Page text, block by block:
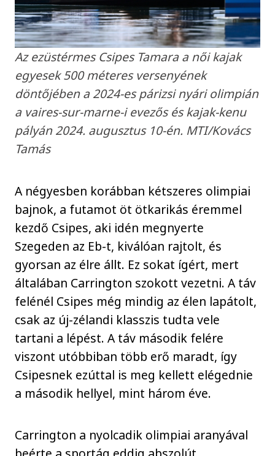
Az ezüstérmes Csipes Tamara a női kajak
egyesek 500 méteres versenyének
döntőjében a 2024-es párizsi nyári olimpián
a vaires-sur-marne-i evezős és kajak-kenu
pályán 2024. augusztus 10-én. MTI/Kovács
Tamás
A négyesben korábban kétszeres olimpiai
bajnok, a futamot öt ötkarikás éremmel
kezdő Csipes, aki idén megnyerte
Szegeden az Eb-t, kiválóan rajtolt, és
gyorsan az élre állt. Ez sokat ígért, mert
általában Carrington szokott vezetni. A táv
felénél Csipes még mindig az élen lapátolt,
csak az új-zélandi klasszis tudta vele
tartani a lépést. A táv második felére
viszont utóbbiban több erő maradt, így
Csipesnek ezúttal is meg kellett elégednie
a második hellyel, mint három éve.
Carrington a nyolcadik olimpiai aranyával